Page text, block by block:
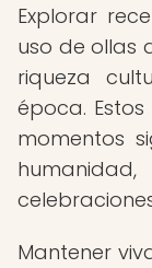
Explorar
uso de ollas
riqueza
época.
momentos
Mantener